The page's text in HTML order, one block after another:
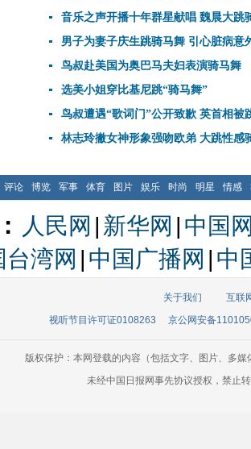
音乐之声开播十年群星献唱 魏晨大跳
男子为妻子庆生跳骑马舞 引心脏病意
鸟叔赴美国为奥巴马夫妇表演骑马舞
选美小姐穿比基尼跳“骑马舞”
鸟叔遭遇“歌词门”公开致歉 英首相被
林志玲撇女神形象强吻欧弟 大跳性感
评论 博览 军事 体育 图片 娱乐 时尚 明星 情感
人民网 | 新华网 | 中国
台湾网 | 中国广播网 | 中
关于我们
互联
视听节目许可证0108263
京公网安备
版权保护：本网登载的内容（包括文字、图片、多
未经中国日报网事先协议授权，禁止